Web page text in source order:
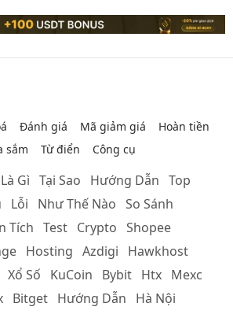
Đánh giá Mã giảm giá
Hoàn tiền
sắm
Từ điển Công cụ
Là Gì Tại Sao Hướng Dẫn Top
Lỗi Như Thế Nào So Sánh
Tích Test Crypto Shopee
Hosting Azdigi
Hawkhost
Xổ Số KuCoin Bybit Htx Mexc
Bitget Hướng Dẫn
Hà Nội